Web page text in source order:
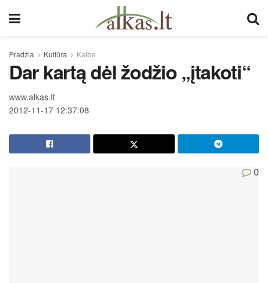
Pradžia Kultūra Kalba
Dar kartą dėl žodžio „įtakoti“
www.alkas.lt
2012-11-17 12:37:08
0